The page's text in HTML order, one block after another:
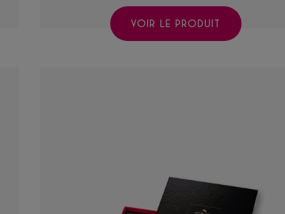
VOIR LE PRODUIT